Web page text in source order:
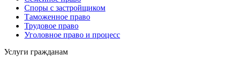
Споры с застройщиком
Таможенное право
Трудовое право
Уголовное право и процесс
Услуги гражданам